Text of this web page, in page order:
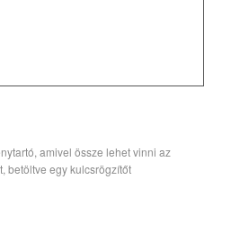
amivel össze lehet vinni az
betöltve egy kulcsrögzítőt